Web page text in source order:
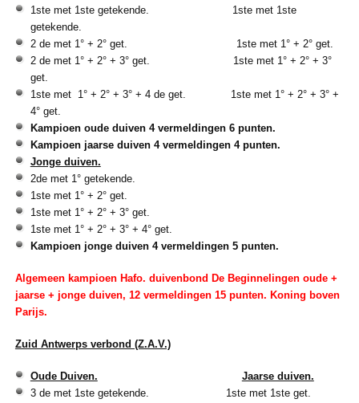
1ste met 1ste getekende. 1ste met 1ste
getekende.
2 de met 1° + 2° get. 1ste met 1° + 2° get.
2 de met 1° + 2° + 3° get. 1ste met 1° + 2° + 3°
get.
1ste met 1° + 2° + 3° + 4 de get. 1ste met 1° + 2° + 3° +
4° get.
Kampioen oude duiven 4 vermeldingen 6 punten.
Kampioen jaarse duiven 4 vermeldingen 4 punten.
Jonge duiven.
2de met 1° getekende.
1ste met 1° + 2° get.
1ste met 1° + 2° + 3° get.
1ste met 1° + 2° + 3° + 4° get.
Kampioen jonge duiven 4 vermeldingen 5 punten.
Algemeen kampioen Hafo. duivenbond De Beginnelingen oude +
jaarse + jonge duiven, 12 vermeldingen 15 punten. Koning boven
Parijs.
Zuid Antwerps verbond (Z.A.V.)
Oude Duiven.
Jaarse duiven.
3 de met 1ste getekende. 1ste met 1ste get.